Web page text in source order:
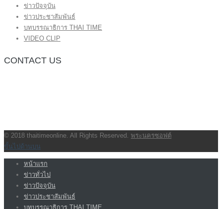
ข่าวปัจจุบัน
ข่าวประชาสัมพันธ์
บทบรรณาธิการ THAI TIME
VIDEO CLIP
CONTACT US
© 2018 thaitimeonline. All Rights Reserved. พระนครซอฟต์
ขั้นไปด้านบน
หน้าแรก
ข่าวทั่วไป
ข่าวปัจจุบัน
ข่าวประชาสัมพันธ์
บทบรรณาธิการ THAI TIME